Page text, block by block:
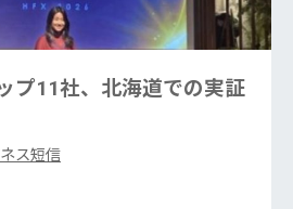
プ11社、北海道での実証
ス短信